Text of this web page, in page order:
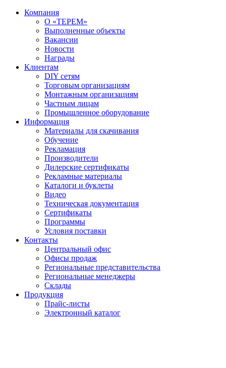
Компания
О «ТЕРЕМ»
Выполненные объекты
Вакансии
Новости
Награды
Клиентам
DIY сетям
Торговым организациям
Монтажным организациям
Частным лицам
Промышленное оборудование
Информация
Материалы для скачивания
Обучение
Рекламация
Производители
Дилерские сертификаты
Рекламные материалы
Каталоги и буклеты
Видео
Техническая документация
Сертификаты
Программы
Условия поставки
Контакты
Центральный офис
Офисы продаж
Региональные представительства
Региональные менеджеры
Склады
Продукция
Прайс-листы
Электронный каталог